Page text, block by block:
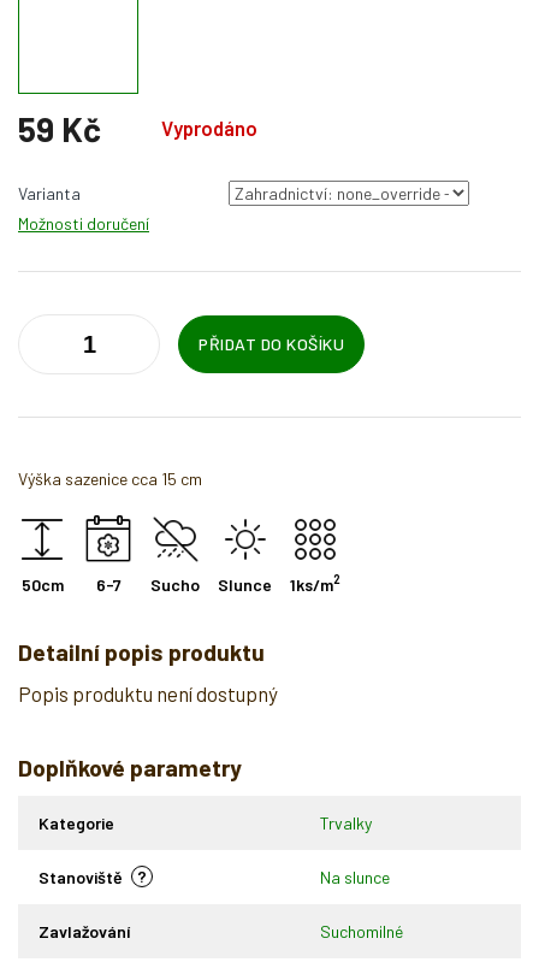
59 Kč Vyprodáno
cena:
Varianta
Možnosti doručení
PŘIDAT DO KOŠÍKU
Výška sazenice cca 15 cm
50cm 6-7 Sucho Slunce 1ks/m2
Detailní popis produktu
Popis produktu není dostupný
Doplňkové parametry
Kategorie Trvalky
?
Stanoviště Na slunce
Zavlažování Suchomilné